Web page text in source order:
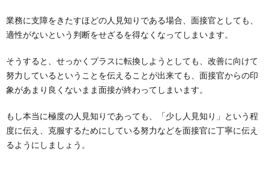
業務に支障をきたすほどの人見知りである場合、面接官としても、
適性がないという判断をせざるを得なくなってしまいます。
そうすると、せっかくプラスに転換しようとしても、改善に向けて
努力しているということを伝えることが出来ても、面接官からの印
象があまり良くないまま面接が終わってしまいます。
もし本当に極度の人見知りであっても、「少し人見知り」という程
度に伝え、克服するためにしている努力などを面接官に丁寧に伝え
るようにしましょう。